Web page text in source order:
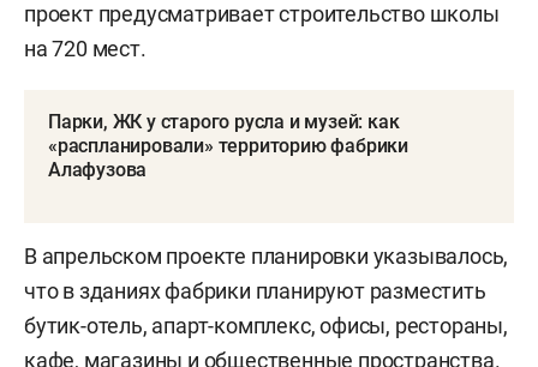
проект предусматривает строительство школы
на 720 мест.
Парки, ЖК у старого русла и музей: как
«распланировали» территорию фабрики
Алафузова
В апрельском проекте планировки указывалось,
что в зданиях фабрики планируют разместить
бутик-отель, апарт-комплекс, офисы, рестораны,
кафе, магазины и общественные пространства.